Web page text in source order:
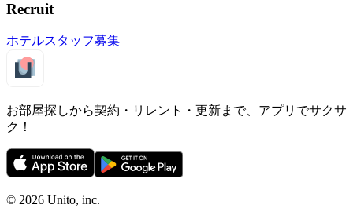
Recruit
ホテルスタッフ募集
お部屋探しから契約・リレント・更新まで、アプリでサクサ
ク！
©︎ 2026 Unito, inc.